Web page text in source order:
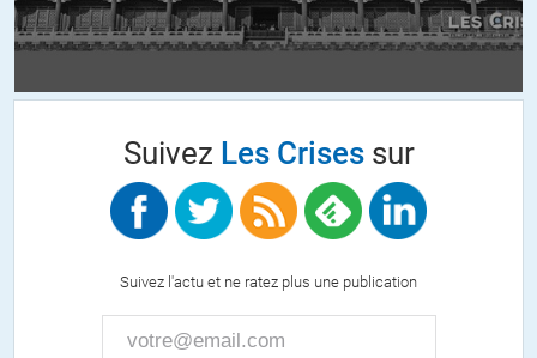
Jacques Payen// 31.01.2013 à 10h48
Un peu d’imagination : il existe un substitut élégant et drôle !
Masculin : un écrivain. Féminin : une plume !
Suivez Les Crisessur
Suivez l'actu et ne ratez plus une publication